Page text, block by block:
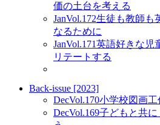
価の土台を考える
JanVol.172生徒も教師も
なるために
JanVol.171英語好きな児
リテートする
Back-issue [2023]
DecVol.170小学校図画
DecVol.169子どもと共